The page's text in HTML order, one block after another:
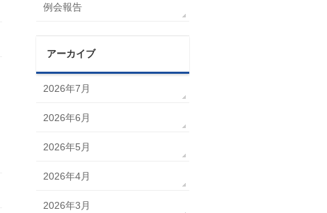
例会報告
アーカイブ
2026年7月
2026年6月
2026年5月
2026年4月
2026年3月